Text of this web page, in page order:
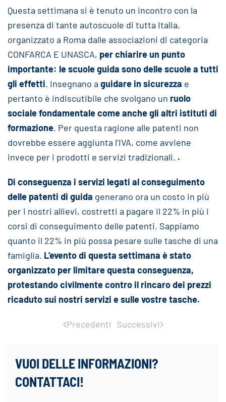
Questa settimana si è tenuto un incontro con la
presenza di tante autoscuole di tutta Italia,
organizzato a Roma dalle associazioni di categoria
CONFARCA E UNASCA, per chiarire un punto
importante: le scuole guida sono delle scuole a tutti
gli effetti. Insegnano a guidare in sicurezza e
pertanto è indiscutibile che svolgano un ruolo
sociale fondamentale come anche gli altri istituti di
formazione. Per questa ragione alle patenti non
dovrebbe essere aggiunta l’IVA, come avviene
invece per i prodotti e servizi tradizionali. .
Di conseguenza i servizi legati al conseguimento
delle patenti di guida generano ora un costo in più
per i nostri allievi, costretti a pagare il 22% in più i
corsi di conseguimento delle patenti. Sappiamo
quanto il 22% in più possa pesare sulle tasche di una
famiglia. L’evento di questa settimana è stato
organizzato per limitare questa conseguenza,
protestando civilmente contro il rincaro dei prezzi
ricaduto sui nostri servizi e sulle vostre tasche.
Precedenti Successivi
VUOI DELLE INFORMAZIONI?
CONTATTACI!